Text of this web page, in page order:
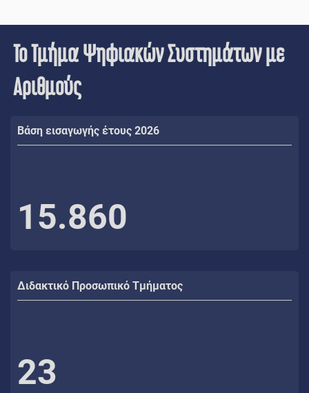
Το Τμήμα Ψηφιακών Συστημάτων με
Αριθμούς
Βάση εισαγωγής έτους 2026
15.860
Διδακτικό Προσωπικό Τμήματος
23